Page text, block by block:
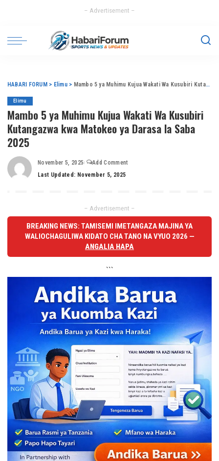
– Advertisement –
HABARI FORUM > Elimu> Mambo 5 ya Muhimu Kujua Wakati Wa Kusubiri Kutangazwa kwa Matokeo ya Darasa la Saba 2025
Elimu
Mambo 5 ya Muhimu Kujua Wakati Wa Kusubiri
Kutangazwa kwa Matokeo ya Darasa la Saba
2025
November 5, 2025
Add Comment
Last Updated: November 5, 2025
– Advertisement –
BREAKING NEWS: TAMISEMI IMETANGAZA MAJINA YA
WALIOCHAGULIWA KIDATO CHA TANO NA VYUO 2026 —
ANGALIA HAPA
```